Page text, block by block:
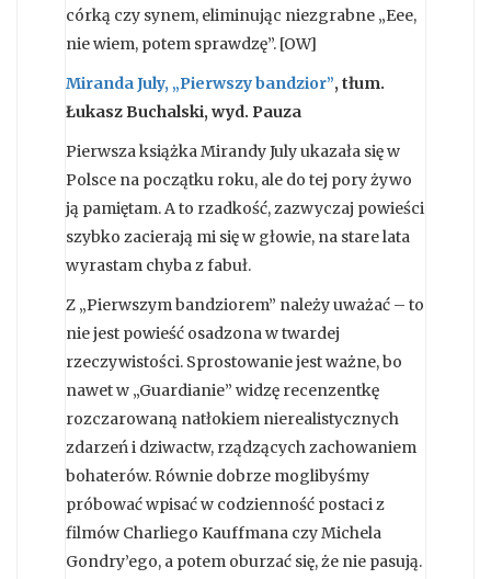
córką czy synem, eliminując niezgrabne „Eee,
nie wiem, potem sprawdzę”. [OW]
Miranda July, „Pierwszy bandzior”, tłum.
Łukasz Buchalski, wyd. Pauza
Pierwsza książka Mirandy July ukazała się w
Polsce na początku roku, ale do tej pory żywo
ją pamiętam. A to rzadkość, zazwyczaj powieści
szybko zacierają mi się w głowie, na stare lata
wyrastam chyba z fabuł.
Z „Pierwszym bandziorem” należy uważać – to
nie jest powieść osadzona w twardej
rzeczywistości. Sprostowanie jest ważne, bo
nawet w „Guardianie” widzę recenzentkę
rozczarowaną natłokiem nierealistycznych
zdarzeń i dziwactw, rządzących zachowaniem
bohaterów. Równie dobrze moglibyśmy
próbować wpisać w codzienność postaci z
filmów Charliego Kauffmana czy Michela
Gondry’ego, a potem oburzać się, że nie pasują.